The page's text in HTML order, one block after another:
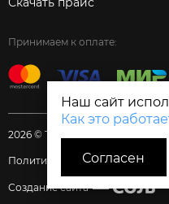
Наш сайт
Как это
Согласен
Принимаем к оплате:
2026 © Торговый дом
Политика и Согласия
Создание сайта